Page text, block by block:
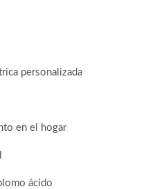
personalizada
en el hogar
ácido